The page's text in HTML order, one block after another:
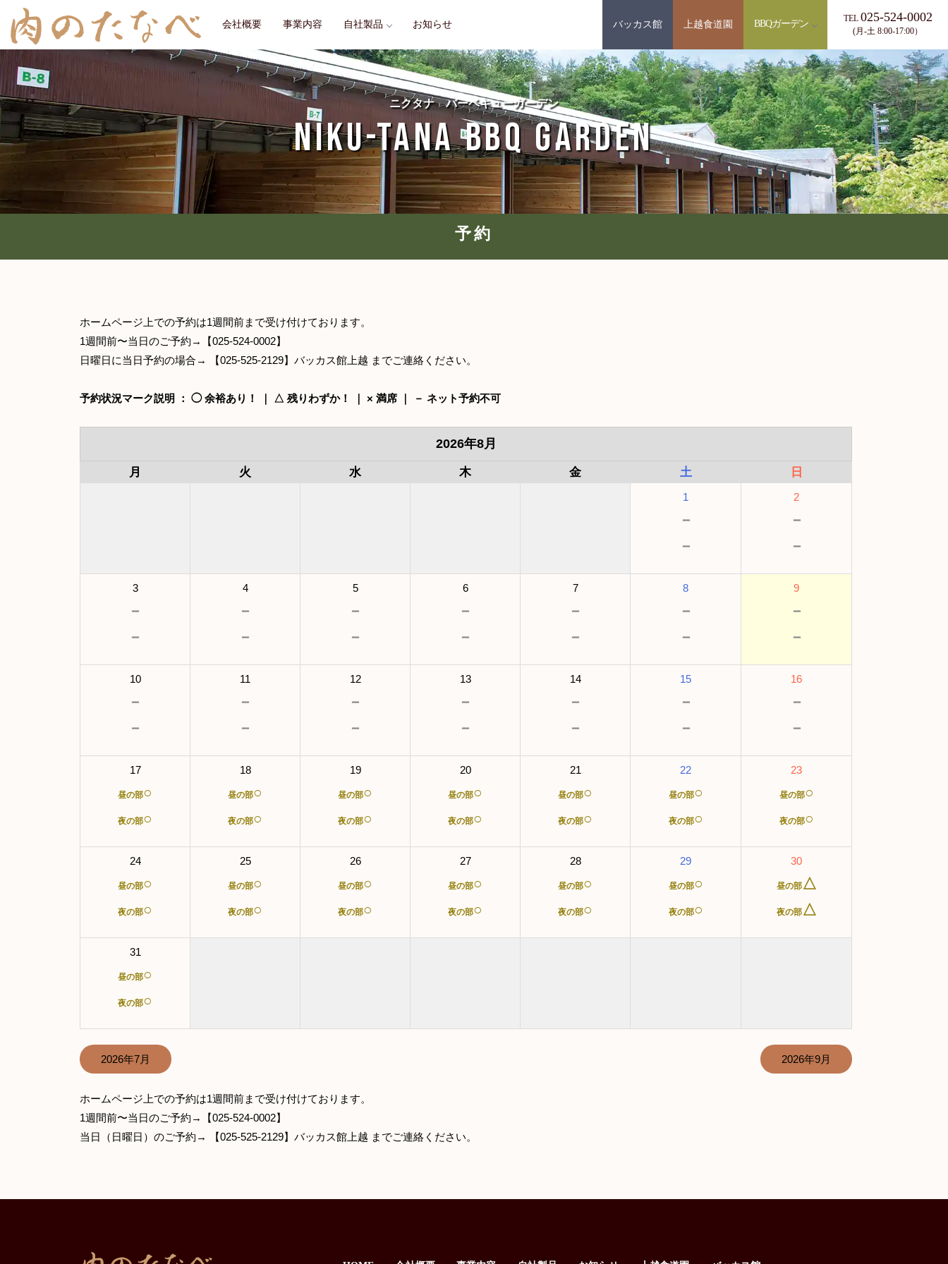
会社概要 事業内容 自社製品 お知らせ バッカス館 上越食道園 BBQガーデン TEL 025-524-0002
(月-土 8:00-17:00）
ニクタナ バーベキューガーデン
NIKU-TANA BBQ GARDEN
予約
ホームページ上での予約は1週間前まで受け付けております。
1週間前〜当日のご予約→【025-524-0002】
日曜日に当日予約の場合→ 【025-525-2129】バッカス館上越 までご連絡ください。
予約状況マーク説明 ： ◯ 余裕あり！ ｜ △ 残りわずか！ ｜ × 満席 ｜ － ネット予約不可
2026年8月
月 火 水 木 金 土 日
1
－
－
2
－
－
3
－
－
4
－
－
5
－
－
6
－
－
7
－
－
8
－
－
9
－
－
10
－
－
11
－
－
12
－
－
13
－
－
14
－
－
15
－
－
16
－
－
17
昼の部○
夜の部○
18
昼の部○
夜の部○
19
昼の部○
夜の部○
20
昼の部○
夜の部○
21
昼の部○
夜の部○
22
昼の部○
夜の部○
23
昼の部○
夜の部○
24
昼の部○
夜の部○
25
昼の部○
夜の部○
26
昼の部○
夜の部○
27
昼の部○
夜の部○
28
昼の部○
夜の部○
29
昼の部○
夜の部○
30
昼の部△
夜の部△
31
昼の部○
夜の部○
2026年7月 2026年9月
ホームページ上での予約は1週間前まで受け付けております。
1週間前〜当日のご予約→【025-524-0002】
当日（日曜日）のご予約→ 【025-525-2129】バッカス館上越 までご連絡ください。